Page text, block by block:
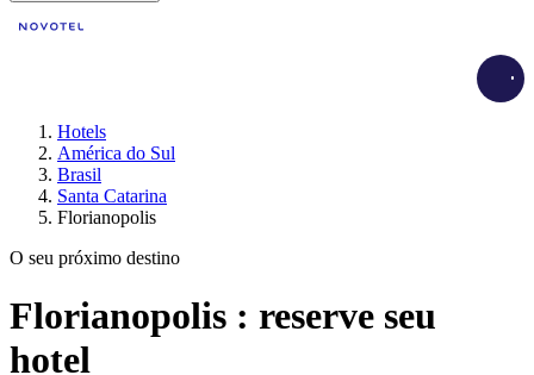
Hotels
América do Sul
Brasil
Santa Catarina
Florianopolis
O seu próximo destino
Florianopolis : reserve seu
hotel